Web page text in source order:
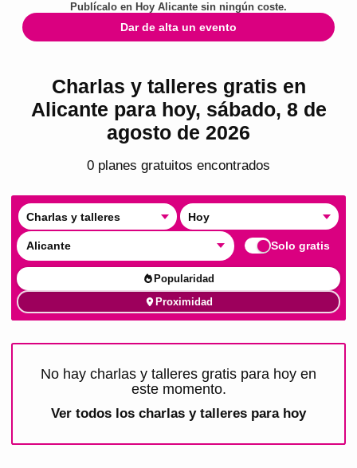
Publícalo en Hoy Alicante sin ningún coste.
Dar de alta un evento
Charlas y talleres gratis en
Alicante para hoy, sábado, 8 de
agosto de 2026
0 planes gratuitos encontrados
Charlas y talleres Hoy
Alicante Solo gratis
Popularidad
Proximidad
No hay charlas y talleres gratis para hoy en
este momento.
Ver todos los charlas y talleres para hoy